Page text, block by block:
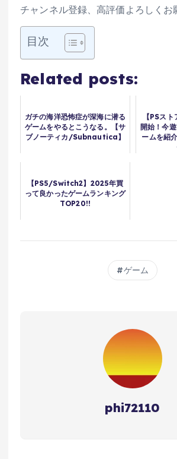
チャンネル登録、高評価よろしく
目次
Related posts:
ガチの海洋恐怖症が深海に潜る
ゲームをやるとこうなる。【サ
ブノーティカ/Subnautica】
【PSス
開始！今
ームを紹
【PS5/Switch2】2025年買
って良かったゲームランキング
TOP20!!
ゲーム
phi72110